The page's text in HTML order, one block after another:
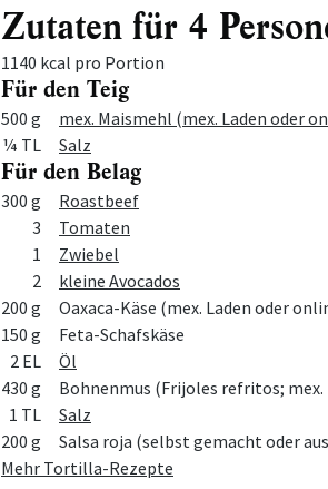
Zutaten für 4
1140 kcal pro Portion
Für den Teig
Menge Zutat
500 g
mex. Maismehl (mex. Laden oder
¼ TL
Salz
Für den Belag
Menge Zutat
300 g
Roastbeef
3
Tomaten
1
Zwiebel
2
kleine Avocados
200 g
Oaxaca-Käse (mex. Laden oder
150 g
Feta-Schafskäse
2 EL
Öl
430 g
Bohnenmus (Frijoles refritos; mex.
1 TL
Salz
200 g
Salsa roja (selbst gemacht oder
Mehr Tortilla-Rezepte